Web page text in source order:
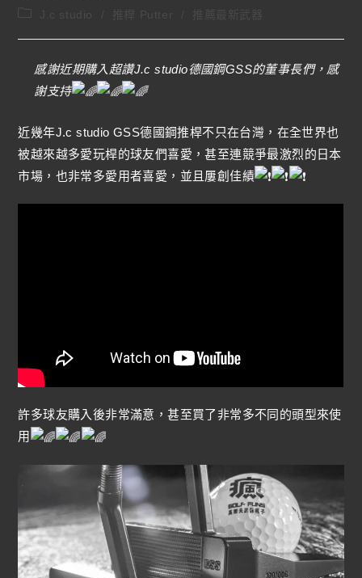
感謝近期購入超讚J.c studio德國鋼GSS的董事長們，感
謝支持
近幾年J.c studio GSS德國鋼推桿不只在台灣，在全世界也
被越來越多愛玩桿的球友們喜愛，甚至連競爭最激烈的日本
市場，也非常多愛用者喜愛，並且屢創佳績
許多球友購入後非常滿意，甚至買了非常多不同的頭型來使
用